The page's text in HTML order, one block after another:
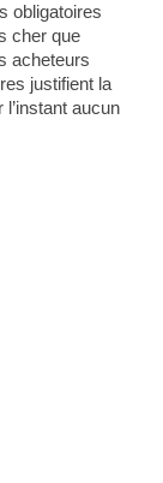
obligatoires
cher que
acheteurs
justifient la
aucun